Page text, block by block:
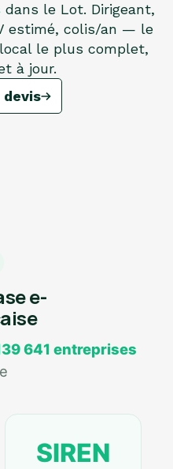
le Lot. Dirigeant,
estimé, colis/an — le
le plus complet,
à jour.
devis
e-
641 entreprises
SIREN